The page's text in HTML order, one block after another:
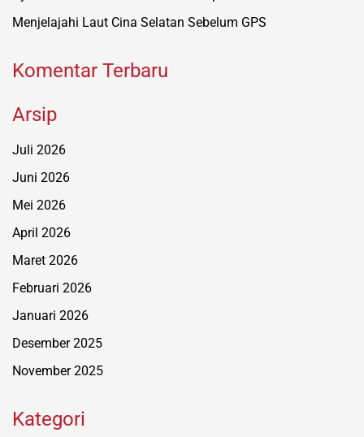
Menjelajahi Laut Cina Selatan Sebelum GPS
Komentar Terbaru
Arsip
Juli 2026
Juni 2026
Mei 2026
April 2026
Maret 2026
Februari 2026
Januari 2026
Desember 2025
November 2025
Kategori